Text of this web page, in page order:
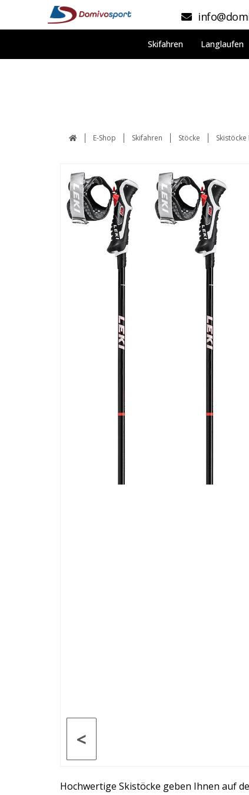
Skifahren Langlaufen
E-Shop Skifahren Stöcke
<
Hochwertige Skistöcke geben Ihnen auf